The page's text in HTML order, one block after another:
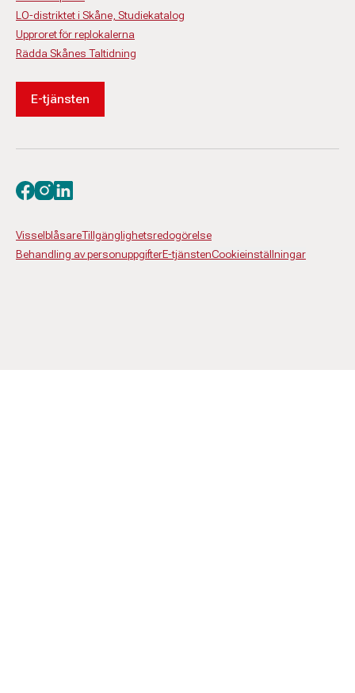
LO-distriktet i Skåne, Studiekatalog
Upproret för replokalerna
Rädda Skånes Taltidning
E-tjänsten
VisselblåsareTillgänglighetsredogörelse
Behandling av personuppgifterE-tjänstenCookieinställningar
Besök oss på facebook
Besök oss på instagram
Besök oss på linkedin